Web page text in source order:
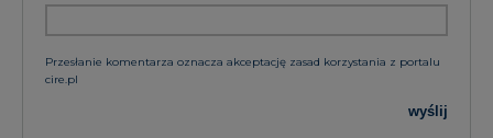
Przesłanie komentarza oznacza akceptację zasad korzystania z portalu
cire.pl
wyślij